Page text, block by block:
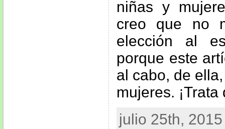
niñas y
creo que no
elección al
porque este
al cabo, de
mujeres.
julio 25th,